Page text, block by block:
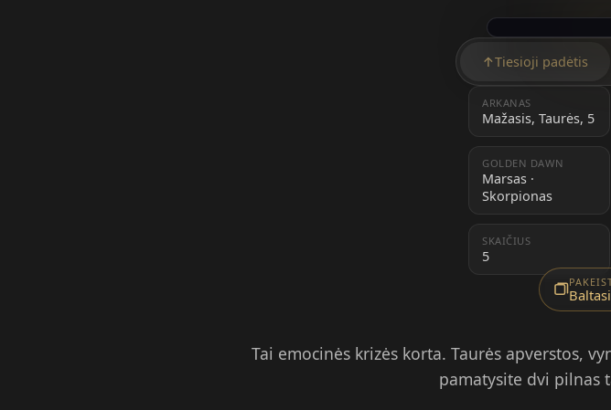
↑Tiesioji padėtis
ARKANAS
Mažasis, Taurės, 5
GOLDEN DAWN
Marsas ·
Skorpionas
SKAIČIUS
5
Tai emocinės krizės korta. Taurės apverstos,
pamatysite dvi pilnas